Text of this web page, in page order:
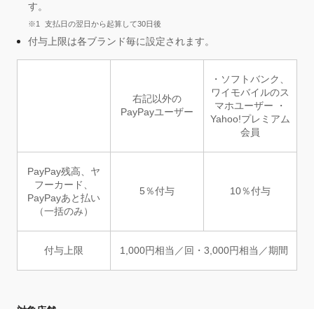
す。
支払日の翌日から起算して30日後
付与上限は各ブランド毎に設定されます。
右記以外の
PayPayユーザー
・ソフトバンク、
ワイモバイルのス
マホユーザー ・
Yahoo!プレミアム
会員
PayPay残高、ヤ
フーカード、
PayPayあと払い
（一括のみ）
5％付与 10％付与
付与上限 1,000円相当／回・3,000円相当／期間